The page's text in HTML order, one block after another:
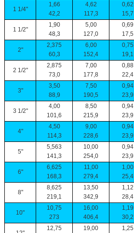
1 1/4"
1,66
42,2
4,62
117,3
0,62
15,7
1 1/2"
1,90
48,3
5,00
127,0
0,69
17,5
2"
2,375
60,3
6,00
152,4
0,75
19,1
2 1/2"
2,875
73,0
7,00
177,8
0,88
22,4
3"
3,50
88,9
7,50
190,5
0,94
23,9
3 1/2"
4,00
101,6
8,50
215,9
0,94
23,9
4"
4,50
114,3
9,00
228,6
0,94
23,9
5"
5,563
141,3
10,00
254,0
0,94
23,9
6"
6,625
168,3
11,00
279,4
1,00
25,4
8"
8,625
219,1
13,50
342,9
1,12
28,4
10"
10,75
273
16,00
406,4
1,19
30,2
12,75 19,00 1,25